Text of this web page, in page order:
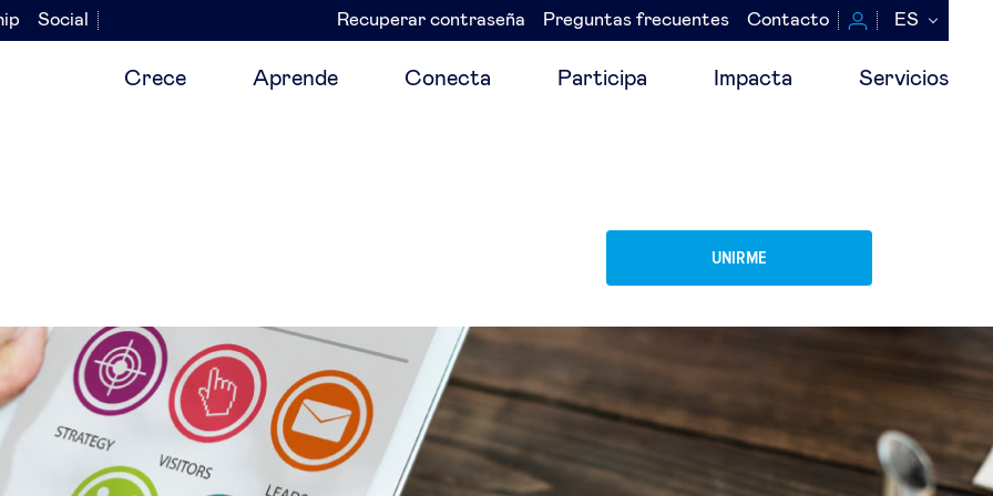
Social
Navegación
secundaria
Recuperar contraseña Preguntas frecuentes Contacto ES
Crece Aprende Conecta Participa Impacta Servicios
UNIRME